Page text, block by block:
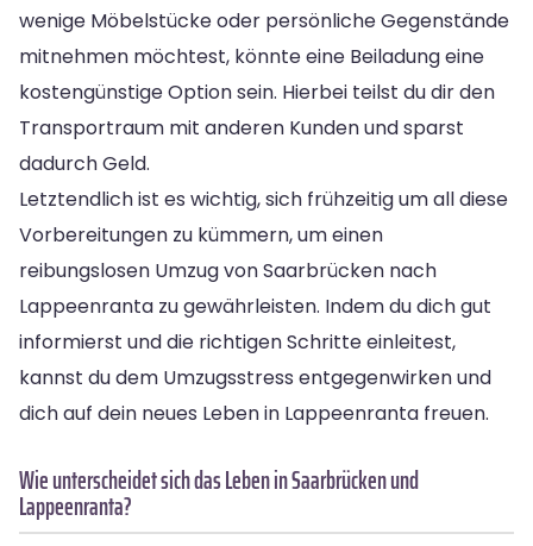
wenige Möbelstücke oder persönliche Gegenstände
mitnehmen möchtest, könnte eine Beiladung eine
kostengünstige Option sein. Hierbei teilst du dir den
Transportraum mit anderen Kunden und sparst
dadurch Geld.
Letztendlich ist es wichtig, sich frühzeitig um all diese
Vorbereitungen zu kümmern, um einen
reibungslosen Umzug von Saarbrücken nach
Lappeenranta zu gewährleisten. Indem du dich gut
informierst und die richtigen Schritte einleitest,
kannst du dem Umzugsstress entgegenwirken und
dich auf dein neues Leben in Lappeenranta freuen.
Wie unterscheidet sich das Leben in Saarbrücken und
Lappeenranta?